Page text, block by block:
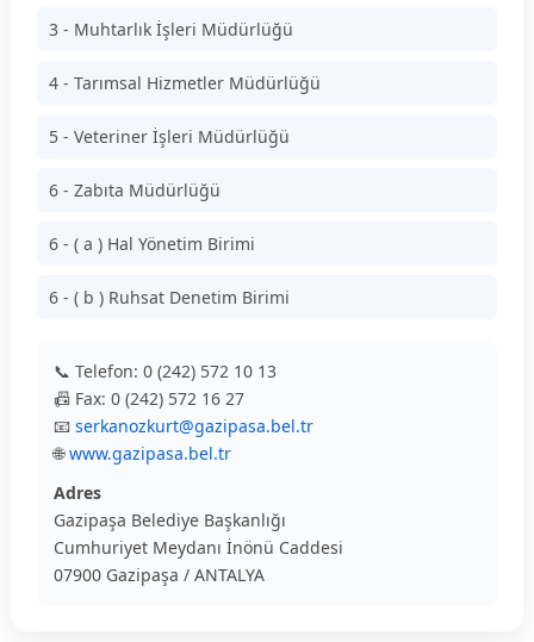
3 - Muhtarlık İşleri Müdürlüğü
4 - Tarımsal Hizmetler Müdürlüğü
5 - Veteriner İşleri Müdürlüğü
6 - Zabıta Müdürlüğü
6 - ( a ) Hal Yönetim Birimi
6 - ( b ) Ruhsat Denetim Birimi
📞 Telefon: 0 (242) 572 10 13
📠 Fax: 0 (242) 572 16 27
📧 serkanozkurt@gazipasa.bel.tr
🌐www.gazipasa.bel.tr
Adres
Gazipaşa Belediye Başkanlığı
Cumhuriyet Meydanı İnönü Caddesi
07900 Gazipaşa / ANTALYA